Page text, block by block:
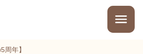
周年】